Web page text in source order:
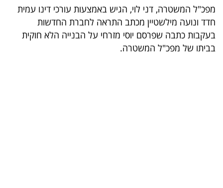
ספורט
קריירה
ולימודים
מפכ"ל המשטרה, דני לוי, הגיש באמצעות עורכי דינו עמית
חדד ונועה מילשטיין מכתב התראה לחברת החדשות
בעקבות כתבה שפרסם יוסי מזרחי על הבנייה הלא חוקית
בביתו של מפכ"ל המשטרה.